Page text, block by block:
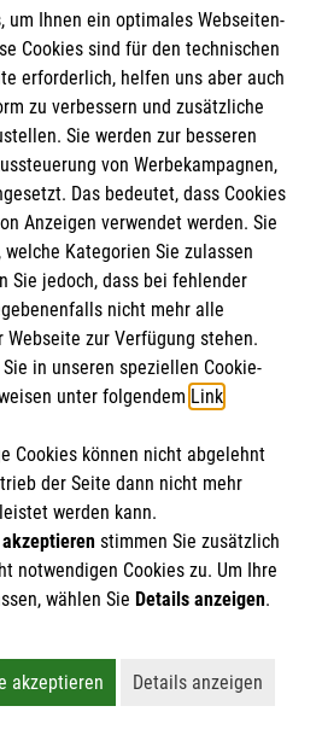
… 11 12 13
Buchung Ihres Kurses
um Ihnen ein optimales Webseiten-
Cookies sind für den technischen
erforderlich, helfen uns aber auch
zu verbessern und zusätzliche
Sie werden zur besseren
von Werbekampagnen,
Das bedeutet, dass Cookies
Anzeigen verwendet werden. Sie
Kategorien Sie zulassen
Sie jedoch, dass bei fehlender
nicht mehr alle
zur Verfügung stehen.
in unseren speziellen Cookie-
unter folgendem Link.
Cookies können nicht abgelehnt
der Seite dann nicht mehr
werden kann.
stimmen Sie zusätzlich
notwendigen Cookies zu. Um Ihre
wählen Sie Details anzeigen.
essentiellen Cookies ab
akzeptieren
Akzeptiert alle Cookies
Details anzeigen